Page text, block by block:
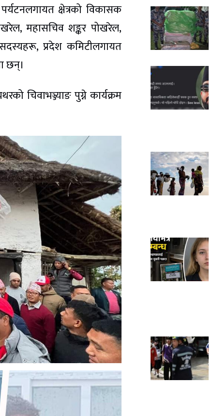
क्षेत्रको विकासक
महासचिव शङ्कर पोखरेल,
प्रदेश कमिटीलगायत
छन्।
चिवाभञ्ज्याङ पुग्ने कार्यक्रम